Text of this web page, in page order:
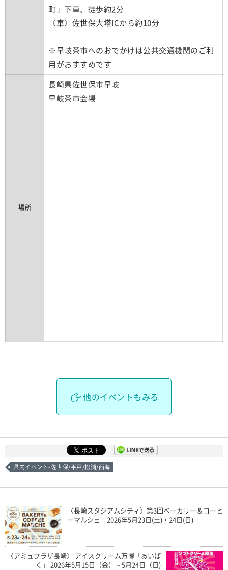
町」下車、徒歩約2分
〈車〉佐世保大塔ICから約10分
※早岐茶市へのおでかけは公共交通機関のご利
用がおすすめです
場所
長崎県佐世保市早岐
早岐茶市会場
他のイベントもみる
県内イベント-佐世保/平戸/松浦/西海
〈長崎スタジアムシティ〉第3回ベーカリー＆コーヒ
ーマルシェ 2026年5月23日(土)・24日(日)
〈アミュプラザ長崎〉 アイスクリーム万博「あいぱ
く」 2026年5月15日（金）～5月24日（日)